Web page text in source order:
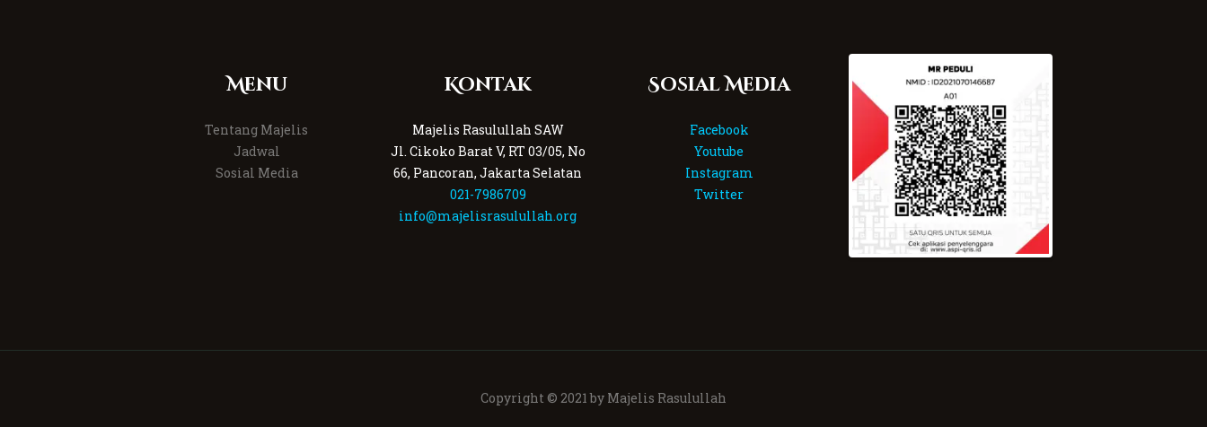
Menu
Tentang Majelis
Jadwal
Sosial Media
Kontak
Majelis Rasulullah SAW
Jl. Cikoko Barat V, RT 03/05, No
66, Pancoran, Jakarta Selatan
021-7986709
info@majelisrasulullah.org
Sosial Media
Facebook
Youtube
Instagram
Twitter
Copyright © 2021 by Majelis Rasulullah